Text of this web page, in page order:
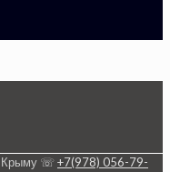
Крыму ☏+7(978) 056-79-